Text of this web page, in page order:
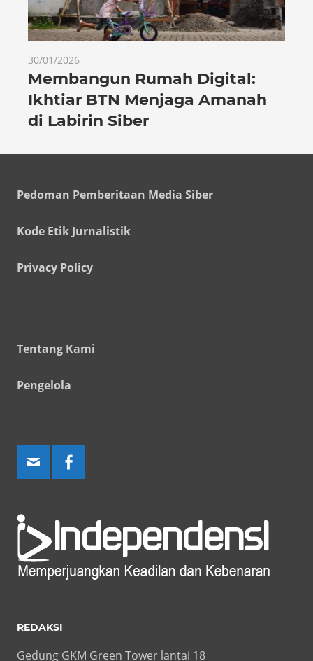
30/01/2026
Membangun Rumah Digital:
Ikhtiar BTN Menjaga Amanah
di Labirin Siber
Pedoman Pemberitaan Media Siber
Kode Etik Jurnalistik
Privacy Policy
Tentang Kami
Pengelola
REDAKSI
Gedung GKM Green Tower lantai 18